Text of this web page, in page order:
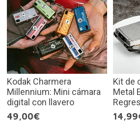
Kodak Charmera
Millennium: Mini cámara
digital con llavero
49,00€
Kit de
Metal